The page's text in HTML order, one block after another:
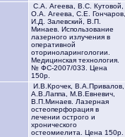
С.А. Агеева, В.С. Кутовой,
О.А. Агеева, С.Е. Гончаров,
И.Д. Залевский, В.П.
Минаев. Использование
лазерного излучения в
оперативной
оториноларингологии.
Медицинская технология.
№ ФС-2007/033. Цена
150р.
И.В.Крочек, В.А.Привалов,
А.В.Лаппа, М.В.Евневич,
В.П.Минаев. Лазерная
остеоперфорация в
лечении острого и
хронического
остеомиелита. Цена 150р.